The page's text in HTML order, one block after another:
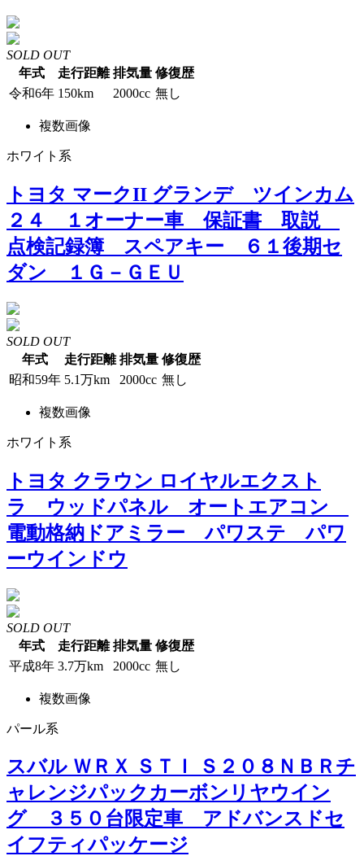
SOLD OUT
年式
走行距離 排気量 修復歴
令和6年 150km 2000cc 無し
複数画像
ホワイト系
トヨタ マークII グランデ ツインカム
２４ １オーナー車 保証書 取説
点検記録簿 スペアキー ６１後期セ
ダン １Ｇ－ＧＥＵ
SOLD OUT
年式
走行距離 排気量 修復歴
昭和59年 5.1万km 2000cc 無し
複数画像
ホワイト系
トヨタ クラウン ロイヤルエクスト
ラ ウッドパネル オートエアコン
電動格納ドアミラー パワステ パワ
ーウインドウ
SOLD OUT
年式
走行距離 排気量 修復歴
平成8年 3.7万km 2000cc 無し
複数画像
パール系
スバル ＷＲＸ ＳＴＩ Ｓ２０８ＮＢＲチ
ャレンジパックカーボンリヤウイン
グ ３５０台限定車 アドバンスドセ
イフティパッケージ